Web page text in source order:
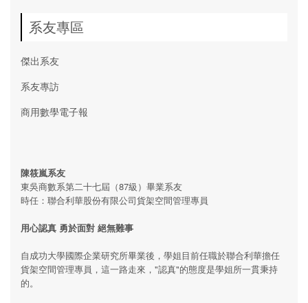
系友專區
傑出系友
系友專訪
商用數學電子報
陳筱嵐系友
東吳商數系第二十七屆（87級）畢業系友
時任：聯合利華股份有限公司貨架空間管理專員
用心認真 勇於面對 絕無難事
自成功大學國際企業研究所畢業後，學姐目前任職於聯合利華擔任
貨架空間管理專員，這一路走來，"認真"的態度是學姐所一貫秉持
的。